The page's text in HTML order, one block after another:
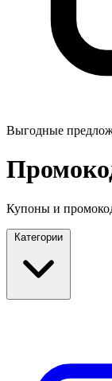
Выгодные
Купоны и
Категории